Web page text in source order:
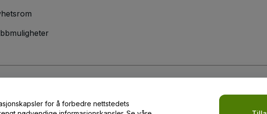
Retningslinjer for informasjonskapslerog
for å forbedre nettstedets